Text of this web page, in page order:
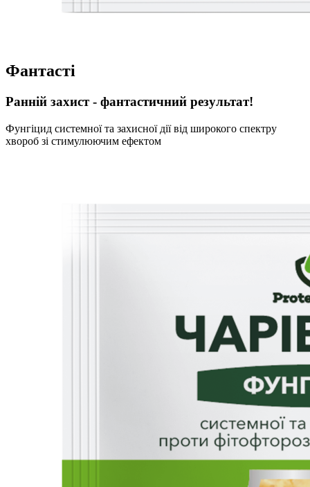
Фантасті
Ранній захист - фантастичний результат!
Фунгіцид системної та захисної дії від широкого спектру
хвороб зі стимулюючим ефектом